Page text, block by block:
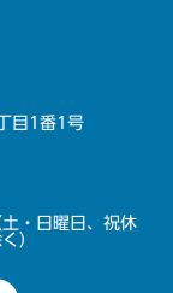
目1番1号
・日曜日、祝休
）